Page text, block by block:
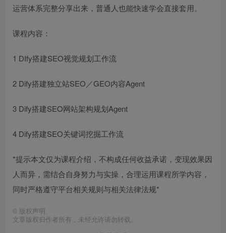
运营体系完整分享出来，普通人也能快速学会直接套用。
课程内容：
1 DIfy搭建SEO视觉规划工作流
2 Dify搭建独立站SEO／GEO内容Agent
3 Dify搭建SEO网站架构规划Agent
4 Dify搭建SEO关键词挖掘工作流
*提示本文仅为课程介绍，不构成任何收益承诺，变现效果因
人而异，需结合自身努力与实操，合理运用课程所学内容，
同时严格遵守平台相关规则与相关法律法规*
© 版权声明
文章版权归作者所有，未经允许请勿转载。